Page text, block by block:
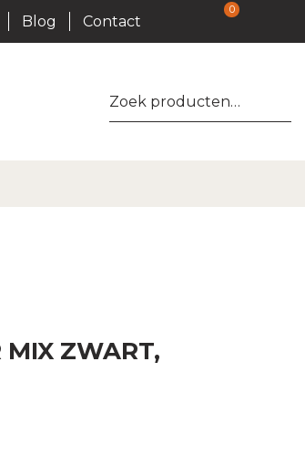
Blog Contact
0
Zoeken
naar:
MIX ZWART,